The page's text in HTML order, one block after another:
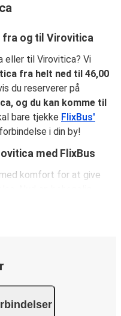
fra og til Virovitica
eller til Virovitica? Vi
fra helt ned til 46,00
du reserverer på
og du kan komme til
bare tjekke FlixBus'
i din by!
med FlixBus
komfort for at give
faciliteter ombord,
fra eller til
hos FlixBus: på denne